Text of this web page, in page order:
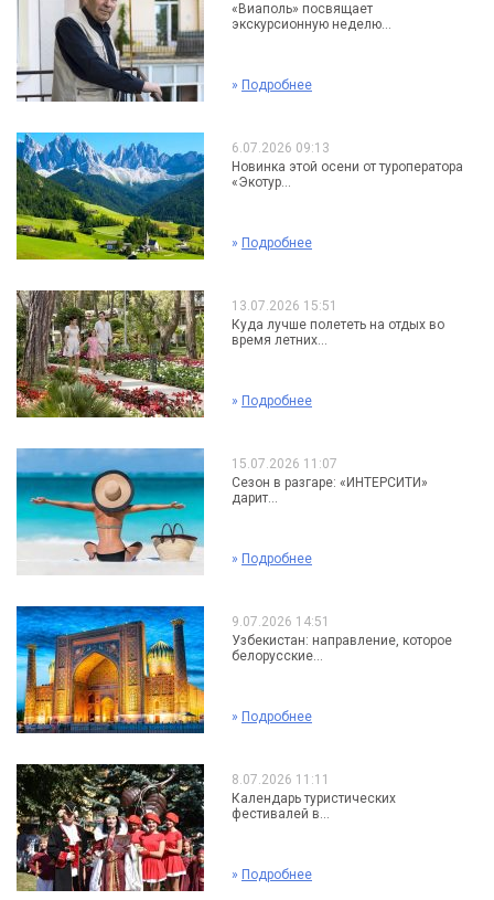
«Виаполь» посвящает
экскурсионную неделю...
» Подробнее
6.07.2026 09:13
Новинка этой осени от туроператора
«Экотур...
» Подробнее
13.07.2026 15:51
Куда лучше полететь на отдых во
время летних...
» Подробнее
15.07.2026 11:07
Сезон в разгаре: «ИНТЕРСИТИ»
дарит...
» Подробнее
9.07.2026 14:51
Узбекистан: направление, которое
белорусские...
» Подробнее
8.07.2026 11:11
Календарь туристических
фестивалей в...
» Подробнее